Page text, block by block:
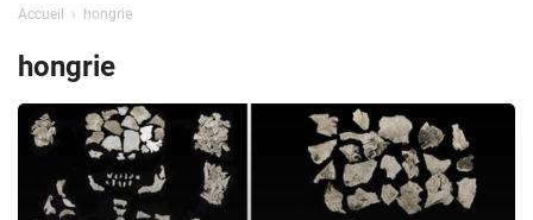
Accueil hongrie
hongrie